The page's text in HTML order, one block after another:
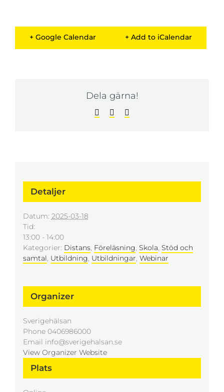
+ Google Calendar + Add to iCalendar
Dela gärna!
FacebookLinkedIn
post
Detaljer
Datum: 2025-03-18
Tid:
13:00 - 14:00
Kategorier: Distans, Föreläsning, Skola, Stöd och
samtal, Utbildning, Utbildningar, Webinar
Plats
Organizer
Sverigehälsan
Phone 0406986000
Email info@sverigehalsan.se
View Organizer Website